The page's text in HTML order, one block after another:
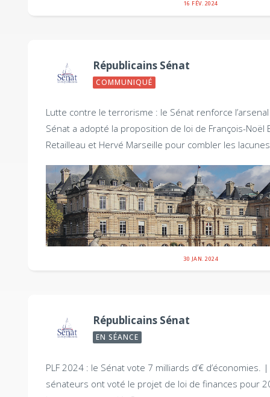
16 FÉV. 2024
Républicains Sénat
COMMUNIQUÉ
Lutte contre le terrorisme : le Sénat renforce
Sénat a adopté la proposition de loi de François-Noël
Retailleau et Hervé Marseille pour combler les
30 JAN. 2024
Républicains Sénat
EN SÉANCE
PLF 2024 : le Sénat vote 7 milliards d’€ d’économies.
sénateurs ont voté le projet de loi de finances pour